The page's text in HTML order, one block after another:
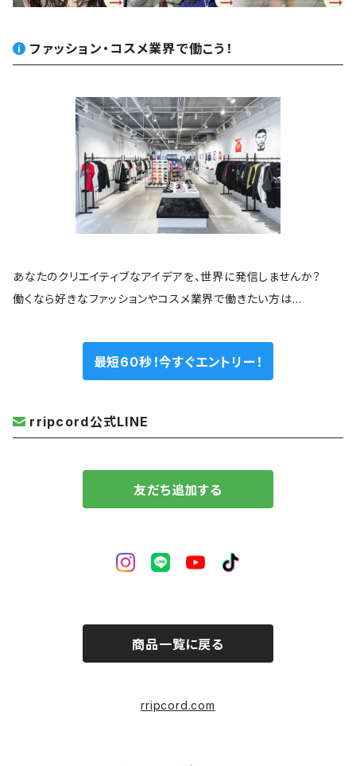
ファッション・コスメ業界で働こう！
あなたのクリエイティブなアイデアを、世界に発信しませんか？
働くなら好きなファッションやコスメ業界で働きたい方は…
最短60秒！今すぐエントリー！
rripcord公式LINE
友だち追加する
商品一覧に戻る
rripcord.com